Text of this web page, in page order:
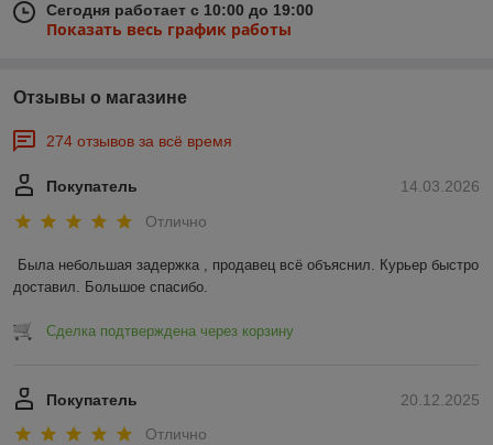
Сегодня работает с 10:00 до 19:00
Показать весь график работы
Отзывы о магазине
274 отзывов за всё время
14.03.2026
Покупатель
Отлично
Была небольшая задержка , продавец всё объяснил. Курьер быстро
доставил. Большое спасибо.
Сделка подтверждена через корзину
20.12.2025
Покупатель
Отлично